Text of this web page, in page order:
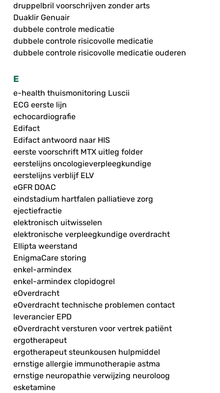
druppelbril voorschrijven zonder arts
Duaklir Genuair
dubbele controle medicatie
dubbele controle risicovolle medicatie
dubbele controle risicovolle medicatie ouderen
E
e-health thuismonitoring Luscii
ECG eerste lijn
echocardiografie
Edifact
Edifact antwoord naar HIS
eerste voorschrift MTX uitleg folder
eerstelijns oncologieverpleegkundige
eerstelijns verblijf ELV
eGFR DOAC
eindstadium hartfalen palliatieve zorg
ejectiefractie
elektronisch uitwisselen
elektronische verpleegkundige overdracht
Ellipta weerstand
EnigmaCare storing
enkel-armindex
enkel-armindex clopidogrel
eOverdracht
eOverdracht technische problemen contact
leverancier EPD
eOverdracht versturen voor vertrek patiënt
ergotherapeut
ergotherapeut steunkousen hulpmiddel
ernstige allergie immunotherapie astma
ernstige neuropathie verwijzing neuroloog
esketamine